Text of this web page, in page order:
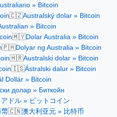
» Bitcoin
🇨🇿Australský dolar » Bitcoin
» Bitcoin
🇲🇾Dolar Australia » Bitcoin
🇵🇭Dolyar ng Australia » Bitcoin
🇭🇷Australski dolar » Bitcoin
🇮🇸Ástralski dalur » Bitcoin
Dollár » Bitcoin
долар » Биткойн
ドル » ビットコイン
🇨🇳澳大利亚元 » 比特币